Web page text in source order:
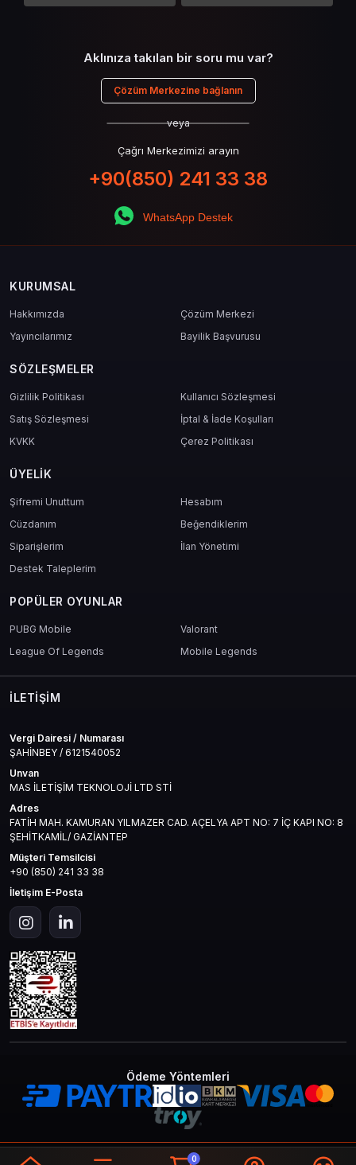
0
Aklınıza takılan bir soru mu var?
Çözüm Merkezine bağlanın
veya
Çağrı Merkezimizi arayın
+90(850) 241 33 38
WhatsApp Destek
KURUMSAL
Hakkımızda
Çözüm Merkezi
Yayıncılarımız
Bayilik Başvurusu
SÖZLEŞMELER
Gizlilik Politikası
Kullanıcı Sözleşmesi
Satış Sözleşmesi
İptal & İade Koşulları
KVKK
Çerez Politikası
ÜYELIK
Şifremi Unuttum
Hesabım
Cüzdanım
Beğendiklerim
Siparişlerim
İlan Yönetimi
Destek Taleplerim
POPÜLER OYUNLAR
PUBG Mobile
Valorant
League Of Legends
Mobile Legends
İLETIŞIM
Vergi Dairesi / Numarası
ŞAHİNBEY / 6121540052
Unvan
MAS İLETİŞİM TEKNOLOJİ LTD STİ
Adres
FATİH MAH. KAMURAN YILMAZER CAD. AÇELYA APT NO: 7 İÇ KAPI NO: 8
ŞEHİTKAMİL/ GAZİANTEP
Müşteri Temsilcisi
+90 (850) 241 33 38
İletişim E-Posta
Ödeme Yöntemleri
© 2026 BirMAS İLETİŞİM TEKNOLOJİ LTD STİ